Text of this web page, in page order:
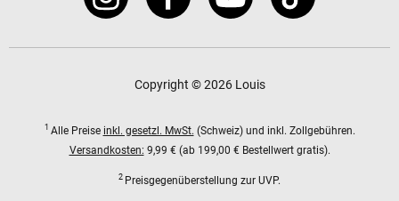
Copyright © 2026 Louis
1 Alle Preise inkl. gesetzl. MwSt. (Schweiz) und inkl. Zollgebühren.
Versandkosten: 9,99 € (ab 199,00 € Bestellwert gratis).
2 Preisgegenüberstellung zur UVP.